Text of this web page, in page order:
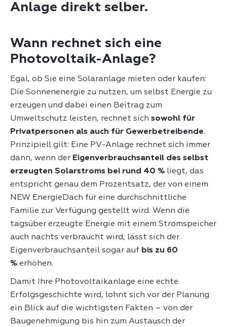
Anlage direkt selber.
Wann rechnet sich eine
Photovoltaik-Anlage?
Egal, ob Sie eine Solaranlage mieten oder kaufen:
Die Sonnenenergie zu nutzen, um selbst Energie zu
erzeugen und dabei einen Beitrag zum
Umweltschutz leisten, rechnet sich sowohl für
Privatpersonen als auch für Gewerbetreibende.
Prinzipiell gilt: Eine PV-Anlage rechnet sich immer
dann, wenn der Eigenverbrauchsanteil des selbst
erzeugten Solarstroms bei rund 40 % liegt, das
entspricht genau dem Prozentsatz, der von einem
NEW EnergieDach für eine durchschnittliche
Familie zur Verfügung gestellt wird. Wenn die
tagsüber erzeugte Energie mit einem Stromspeicher
auch nachts verbraucht wird, lässt sich der
Eigenverbrauchsanteil sogar auf bis zu 60
% erhöhen.
Damit Ihre Photovoltaikanlage eine echte
Erfolgsgeschichte wird, lohnt sich vor der Planung
ein Blick auf die wichtigsten Fakten – von der
Baugenehmigung bis hin zum Austausch der